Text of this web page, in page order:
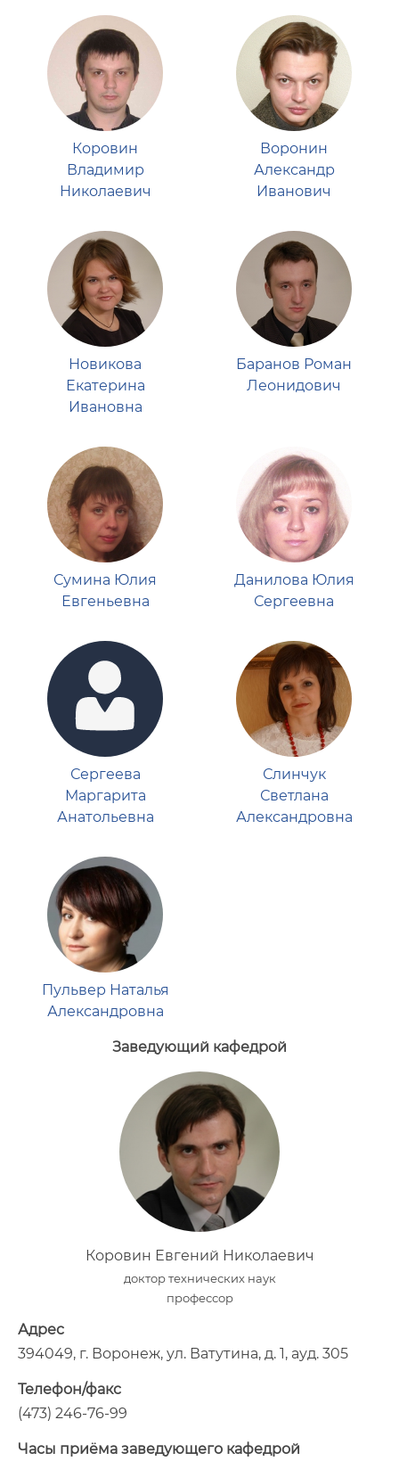
Заведующий кафедрой
Коровин Евгений Николаевич
доктор технических наук
профессор
Адрес
394049, г. Воронеж, ул. Ватутина, д. 1, ауд. 305
Телефон/факс
(473) 246-76-99
Часы приёма заведующего кафедрой
Коровин
Владимир
Николаевич
Воронин
Александр
Иванович
Новикова
Екатерина
Ивановна
Баранов Роман
Леонидович
Сумина Юлия
Евгеньевна
Данилова Юлия
Сергеевна
Сергеева
Маргарита
Анатольевна
Слинчук
Светлана
Александровна
Пульвер Наталья
Александровна